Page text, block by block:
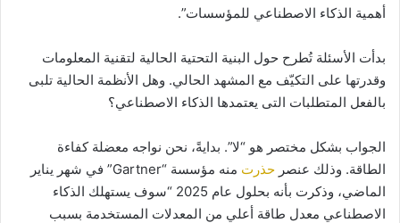
أهمية الذكاء الاصطناعي للمؤسسات”.
بدأت الأسئلة تُطرح حول البنية التحتية الحالية لتقنية المعلومات
وقدرتها على التكيّف مع المشهد الحالي. وهل الأنظمة الحالية تلبى
بالفعل المتطلبات التى يعتمدها الذكاء الاصطناعي؟
الجواب بشكل مختصر هو “لا”. بدايةً، نحن نواجه معضلة كفاءة
الطاقة. وذلك عنصر حذرت
منه مؤسسة “Gartner” في شهر يناير
الماضي، وذكرت بأنه بحلول عام 2025 “سوف يستهلك الذكاء
الاصطناعي معدل طاقة أعلي من المعدلات المستخدمة بسبب